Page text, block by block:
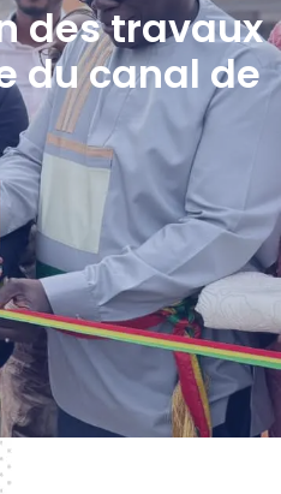
des travaux
du canal de